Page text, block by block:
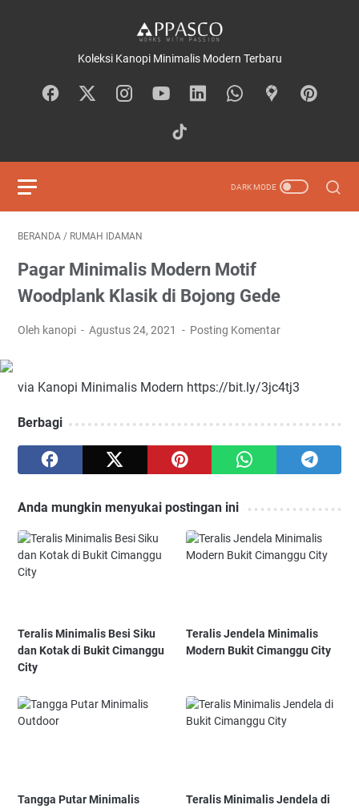
Koleksi Kanopi Minimalis Modern Terbaru
BERANDA / RUMAH IDAMAN
Pagar Minimalis Modern Motif
Woodplank Klasik di Bojong Gede
Oleh kanopi Agustus 24, 2021 Posting Komentar
via Kanopi Minimalis Modern https://bit.ly/3jc4tj3
Berbagi
Anda mungkin menyukai postingan ini
Teralis Minimalis Besi Siku
dan Kotak di Bukit Cimanggu
City
Teralis Jendela Minimalis
Modern Bukit Cimanggu City
Tangga Putar Minimalis
Teralis Minimalis Jendela di